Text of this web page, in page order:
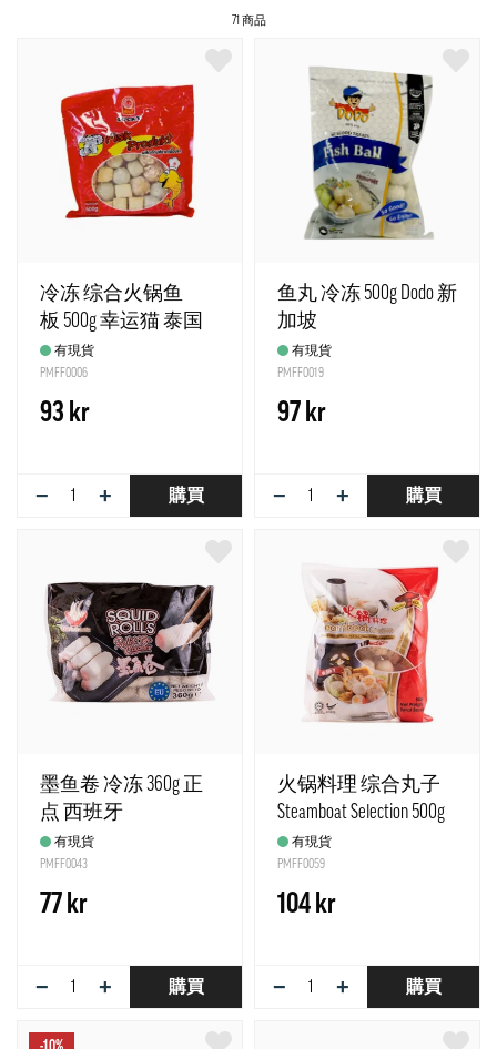
71 商品
冷冻 综合火锅鱼
板 500g 幸运猫 泰国
有現貨
PMFF0006
93 kr
− + 購買
鱼丸 冷冻 500g Dodo 新
加坡
有現貨
PMFF0019
97 kr
− + 購買
墨鱼卷 冷冻 360g 正
点 西班牙
有現貨
PMFF0043
77 kr
− + 購買
火锅料理 综合丸子
Steamboat Selection 500g
Mushroom
有現貨
PMFF0059
104 kr
− + 購買